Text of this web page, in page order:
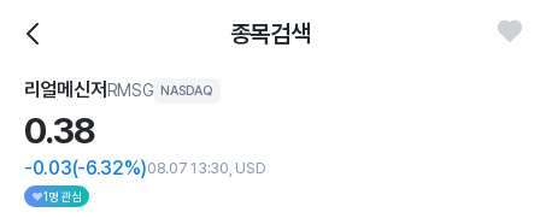
종목검색
리얼메신저 RMSG NASDAQ
0.38
-0.03(-6.32%)08.07 13:30, USD
1명 관심